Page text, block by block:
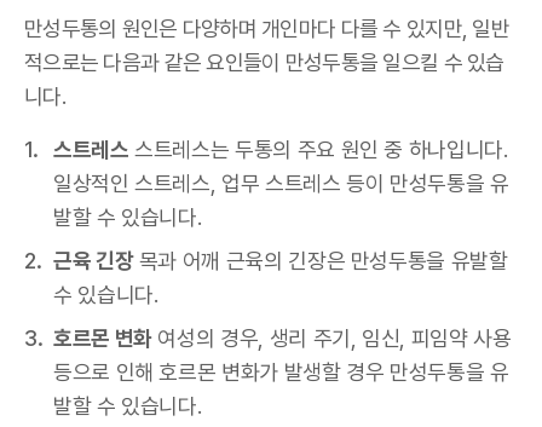
만성두통의 원인은 다양하며 개인마다 다를 수 있지만, 일반
적으로는 다음과 같은 요인들이 만성두통을 일으킬 수 있습
니다.
스트레스 스트레스는 두통의 주요 원인 중 하나입니다.
일상적인 스트레스, 업무 스트레스 등이 만성두통을 유
발할 수 있습니다.
근육 긴장목과 어깨 근육의 긴장은 만성두통을 유발할
수 있습니다.
호르몬 변화여성의 경우, 생리 주기, 임신, 피임약 사용
등으로 인해 호르몬 변화가 발생할 경우 만성두통을 유
발할 수 있습니다.